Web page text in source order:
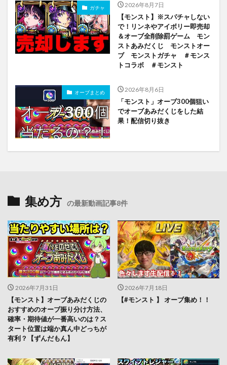
ガチャ 2026年8月7日
【モンスト】※スパチャしない
で！リンネやアイボリー即売却
＆オーブ全削除罰ゲーム モン
ストあみだくじ モンストオー
ブ モンストガチャ ＃モンス
トコラボ ＃モンスト
オーブまとめ 2026年8月6日
「モンスト」オーブ300個狙い
でオーブあみだくじをした結
果！配信切り抜き
集め方 の最新動画記事8件
2026年7月31日
【モンスト】オーブあみだくじの
おすすめのオーブ振り分け方法、
確率・期待値が一番高いのは？ス
タート位置は端か真ん中どっちが
有利？【ずんだもん】
2026年7月18日
【#モンスト 】 オーブ集め！！